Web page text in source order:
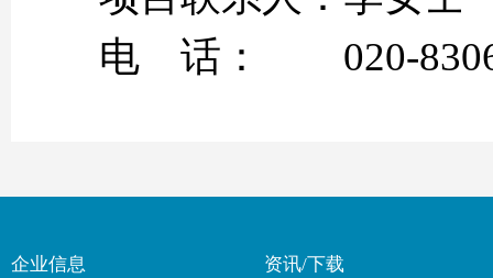
电 话： 020-
企业信息 资讯/下载